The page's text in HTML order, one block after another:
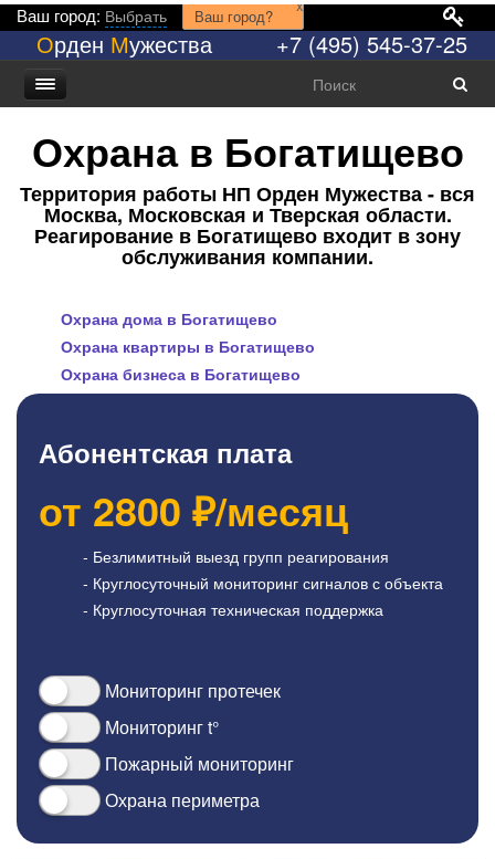
Ваш город: Выбрать Ваш город?
x
Орден Мужества +7 (495) 545-37-25
Охрана в Богатищево
Территория работы НП Орден Мужества - вся
Москва, Московская и Тверская области.
Реагирование в Богатищево входит в зону
обслуживания компании.
Охрана дома в Богатищево
Охрана квартиры в Богатищево
Охрана бизнеса в Богатищево
Абонентская плата
от 2800 ₽/месяц
- Безлимитный выезд групп реагирования
- Круглосуточный мониторинг сигналов с объекта
- Круглосуточная техническая поддержка
Мониторинг протечек
Мониторинг t°
Пожарный мониторинг
Охрана периметра